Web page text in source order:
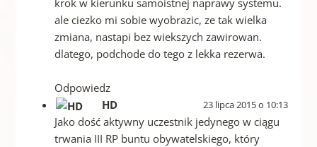
krok w kierunku samoistnej naprawy systemu.
ale ciezko mi sobie wyobrazic, ze tak wielka
zmiana, nastapi bez wiekszych zawirowan.
dlatego, podchode do tego z lekka rezerwa.
Odpowiedz
HD
23 lipca 2015 o 10:13
Jako dość aktywny uczestnik jedynego w ciągu
trwania III RP buntu obywatelskiego, który